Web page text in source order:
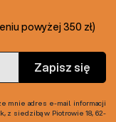
do systemu
lubmodemu
test
powyżej 350 zł)
Zapisz się
mnie adres e-mail informacji
z siedzibą w Piotrowie 18, 62-